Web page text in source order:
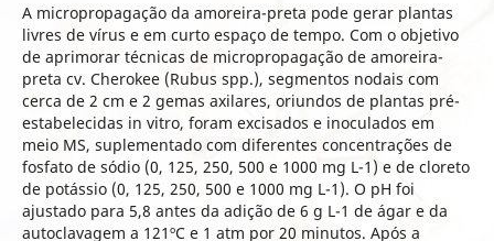
A micropropagação da amoreira-preta pode gerar plantas
livres de vírus e em curto espaço de tempo. Com o objetivo
de aprimorar técnicas de micropropagação de amoreira-
preta cv. Cherokee (Rubus spp.), segmentos nodais com
cerca de 2 cm e 2 gemas axilares, oriundos de plantas pré-
estabelecidas in vitro, foram excisados e inoculados em
meio MS, suplementado com diferentes concentrações de
fosfato de sódio (0, 125, 250, 500 e 1000 mg L-1) e de cloreto
de potássio (0, 125, 250, 500 e 1000 mg L-1). O pH foi
ajustado para 5,8 antes da adição de 6 g L-1 de ágar e da
autoclavagem a 121ºC e 1 atm por 20 minutos. Após a